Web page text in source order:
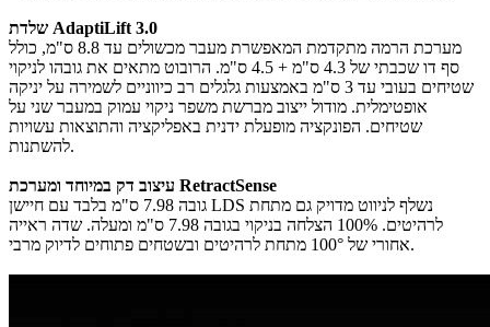
שלדת AdaptiLift 3.0
מערכת הרמה מתקדמת המאפשרת מעבר מכשולים עד 8.8 ס"מ, כולל
סף דו שכבתי של 4.3 ס"מ + 4.5 ס"מ. הרובוט מתאים את גובהו לניקוי
שטיחים בעובי עד 3 ס"מ באמצעות גלגלים רב כיווניים לשמירה על יניקה
אופטימלית. מודול ייצוב מברשת משפר ניקוי עמוק במעבר שני על
שטיחים. הפונקציה מופעלת ידנית באפליקציה והתוצאות עשויות
להשתנות.
עיצוב דק במיוחד ומערכת RetractSense
גובה 7.98 ס"מ בלבד עם חיישן LDS נשלף לניווט מדויק גם מתחת
לרהיטים. 100% הצלחה בניקוי בגובה 7.98 ס"מ ומעלה. שדה ראייה
אחורי של 100° מתחת לרהיטים ובשטחים פתוחים לדיוק מרבי.